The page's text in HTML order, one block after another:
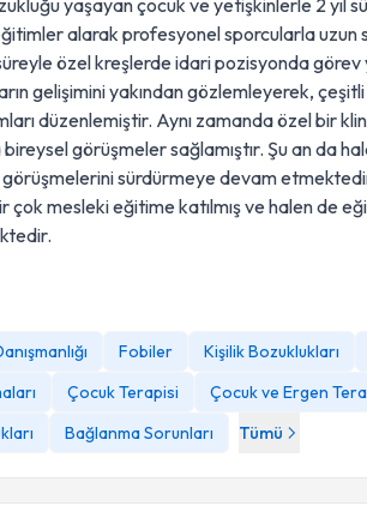
yaşayan çocuk ve yetişkinlerle 2 yıl
alarak profesyonel sporcularla uzun
süreyle özel kreşlerde idari pozisyonda
gelişimini yakından gözlemleyerek,
düzenlemiştir. Aynı zamanda özel bir
görüşmeler sağlamıştır. Şu an da
görüşmelerini sürdürmeye devam
çok mesleki eğitime katılmış ve halen de
Fobiler Kişilik Bozuklukları
Çocuk Terapisi
Çocuk ve Ergen
Bağlanma Sorunları Tümü